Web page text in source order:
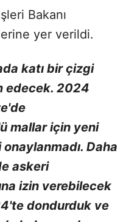
Bakanı
yer verildi.
katı bir çizgi
edecek. 2024
mallar için yeni
Daha
askeri
izin verebilecek
dondurduk ve